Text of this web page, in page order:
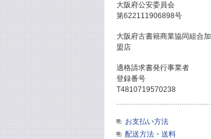
大阪府公安委員会
第622111906898号
大阪府古書籍商業協同組合加
盟店
適格請求書発行事業者
登録番号
T4810719570238
お支払い方法
配送方法・送料